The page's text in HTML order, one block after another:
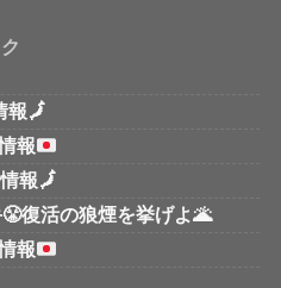
報🗾
報
報🗾
復活の狼煙を挙げよ🌋
報